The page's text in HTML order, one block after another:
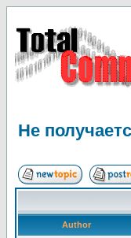
Не
Author